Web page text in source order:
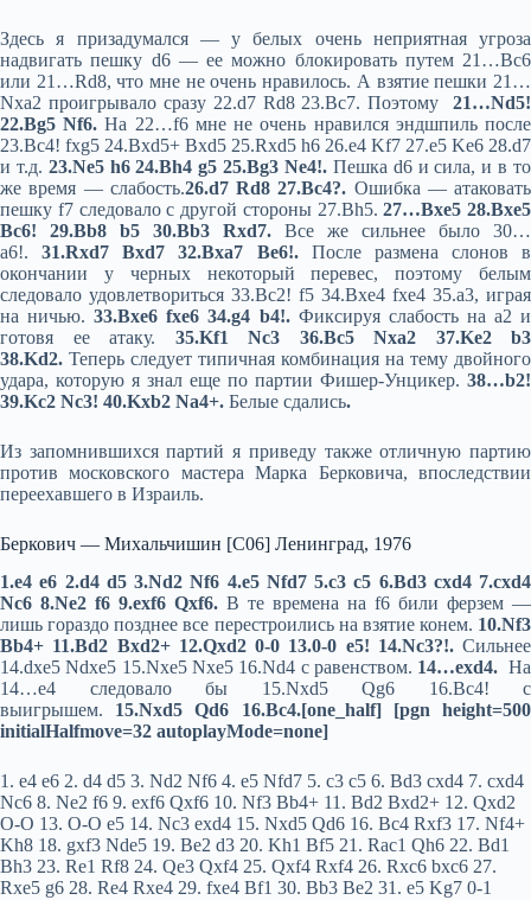
Здесь я призадумался — у белых очень неприятная угроза
надвигать пешку d6 — ее можно блокировать путем 21…Bc6
или 21…Rd8, что мне не очень нравилось. А взятие пешки 21…
Nxa2 проигрывало сразу 22.d7 Rd8 23.Bc7. Поэтому 21…Nd5!
22.Bg5 Nf6.На 22…f6 мне не очень нравился эндшпиль после
23.Bc4! fxg5 24.Bxd5+ Bxd5 25.Rxd5 h6 26.e4 Kf7 27.e5 Ke6 28.d7
и т.д. 23.Ne5 h6 24.Bh4 g5 25.Bg3 Ne4!. Пешка d6 и сила, и в то
же время — слабость.26.d7 Rd8 27.Bc4?. Ошибка — атаковать
пешку f7 следовало с другой стороны 27.Bh5.27…Bxe5 28.Bxe5
Bc6! 29.Bb8 b5 30.Bb3 Rxd7. Все же сильнее было 30…
a6!.31.Rxd7 Bxd7 32.Bxa7 Be6!. После размена слонов в
окончании у черных некоторый перевес, поэтому белым
следовало удовлетвориться 33.Bc2! f5 34.Bxe4 fxe4 35.a3, играя
на ничью.33.Bxe6 fxe6 34.g4 b4!. Фиксируя слабость на а2 и
готовя ее атаку. 35.Kf1 Nc3 36.Bc5 Nxa2 37.Ke2 b3
38.Kd2. Теперь следует типичная комбинация на тему двойного
удара, которую я знал еще по партии Фишер-Унцикер. 38…b2!
39.Kc2 Nc3! 40.Kxb2 Na4+. Белые сдались.
Из запомнившихся партий я приведу также отличную партию
против московского мастера Марка Берковича, впоследствии
переехавшего в Израиль.
Беркович — Михальчишин [C06] Ленинград, 1976
1.e4 e6 2.d4 d5 3.Nd2 Nf6 4.e5 Nfd7 5.c3 c5 6.Bd3 cxd4 7.cxd4
Nc6 8.Ne2 f6 9.exf6 Qxf6. В те времена на f6 били ферзем —
лишь гораздо позднее все перестроились на взятие конем. 10.Nf3
Bb4+ 11.Bd2 Bxd2+ 12.Qxd2 0-0 13.0-0 e5! 14.Nc3?!. Сильнее
14.dxe5 Ndxe5 15.Nxe5 Nxe5 16.Nd4 с равенством. 14…exd4.На
14…e4 следовало бы 15.Nxd5 Qg6 16.Bc4! с
выигрышем. 15.Nxd5 Qd6 16.Bc4.[one_half] [pgn height=500
initialHalfmove=32 autoplayMode=none]
1. e4 e6 2. d4 d5 3. Nd2 Nf6 4. e5 Nfd7 5. c3 c5 6. Bd3 cxd4 7. cxd4
Nc6 8. Ne2 f6 9. exf6 Qxf6 10. Nf3 Bb4+ 11. Bd2 Bxd2+ 12. Qxd2
O-O 13. O-O e5 14. Nc3 exd4 15. Nxd5 Qd6 16. Bc4 Rxf3 17. Nf4+
Kh8 18. gxf3 Nde5 19. Be2 d3 20. Kh1 Bf5 21. Rac1 Qh6 22. Bd1
Bh3 23. Re1 Rf8 24. Qe3 Qxf4 25. Qxf4 Rxf4 26. Rxc6 bxc6 27.
Rxe5 g6 28. Re4 Rxe4 29. fxe4 Bf1 30. Bb3 Be2 31. e5 Kg7 0-1